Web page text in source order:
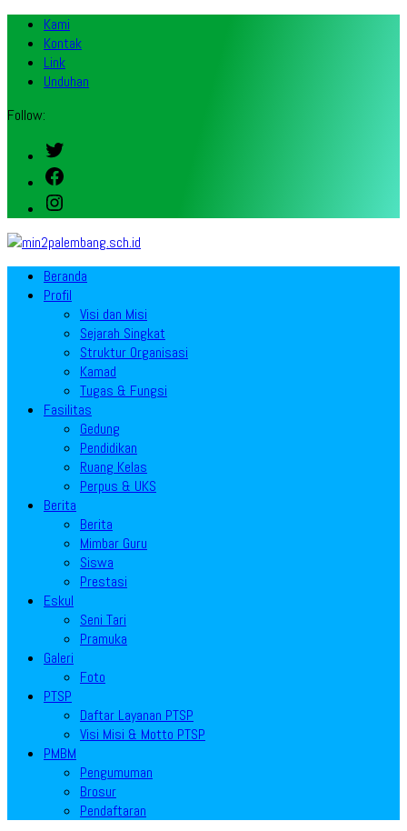
Kami
Kontak
Link
Unduhan
Follow:
Twitter
Facebook
Instagram
Beranda
Profil
Visi dan Misi
Sejarah Singkat
Struktur Organisasi
Kamad
Tugas & Fungsi
Fasilitas
Gedung
Pendidikan
Ruang Kelas
Perpus & UKS
Berita
Berita
Mimbar Guru
Siswa
Prestasi
Eskul
Seni Tari
Pramuka
Galeri
Foto
PTSP
Daftar Layanan PTSP
Visi Misi & Motto PTSP
PMBM
Pengumuman
Brosur
Pendaftaran